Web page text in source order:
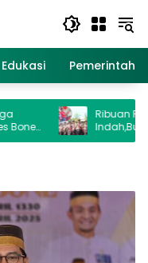
Edukasi
Ribuan Pelajar
Indah,Bupati
Sejak Dini